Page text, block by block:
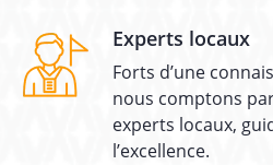
Experts locaux
Forts d’une
nous comptons
experts locaux,
l’excellence.